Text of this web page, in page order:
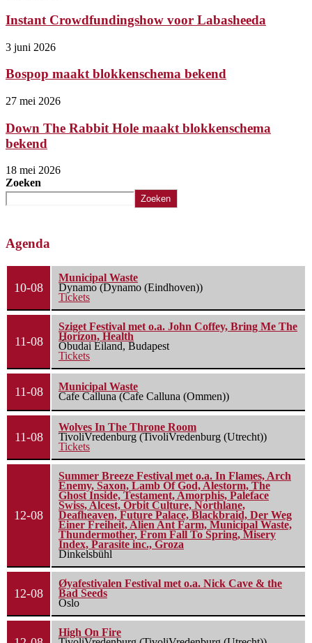
Instant Crowdfundingshow voor Labasheeda
3 juni 2026
Bospop maakt blokkenschema bekend
27 mei 2026
Down The Rabbit Hole maakt blokkenschema
bekend
18 mei 2026
Zoeken
Zoeken
Agenda
10-08
Municipal Waste
Dynamo (Dynamo (Eindhoven))
Tickets
11-08
Sziget Festival met o.a. John Coffey, Bring Me The
Horizon, Health
Óbudai Eiland, Budapest
Tickets
11-08
Municipal Waste
Cafe Calluna (Cafe Calluna (Ommen))
11-08
Wolves In The Throne Room
TivoliVredenburg (TivoliVredenburg (Utrecht))
Tickets
12-08
Summer Breeze Festival met o.a. In Flames, Arch
Enemy, Saxon, Lamb Of God, Alestorm, The
Ghost Inside, Testament, Amorphis, Paleface
Swiss, Alcest, Orbit Culture, Northlane,
Deafheaven, Future Palace, Blackbraid, Der Weg
Einer Freiheit, Alien Ant Farm, Municipal Waste,
Thundermother, From Fall To Spring, Misery
Index, Parasite inc., Groza
Dinkelsbühl
12-08
Øyafestivalen Festival met o.a. Nick Cave & the
Bad Seeds
Oslo
High On Fire